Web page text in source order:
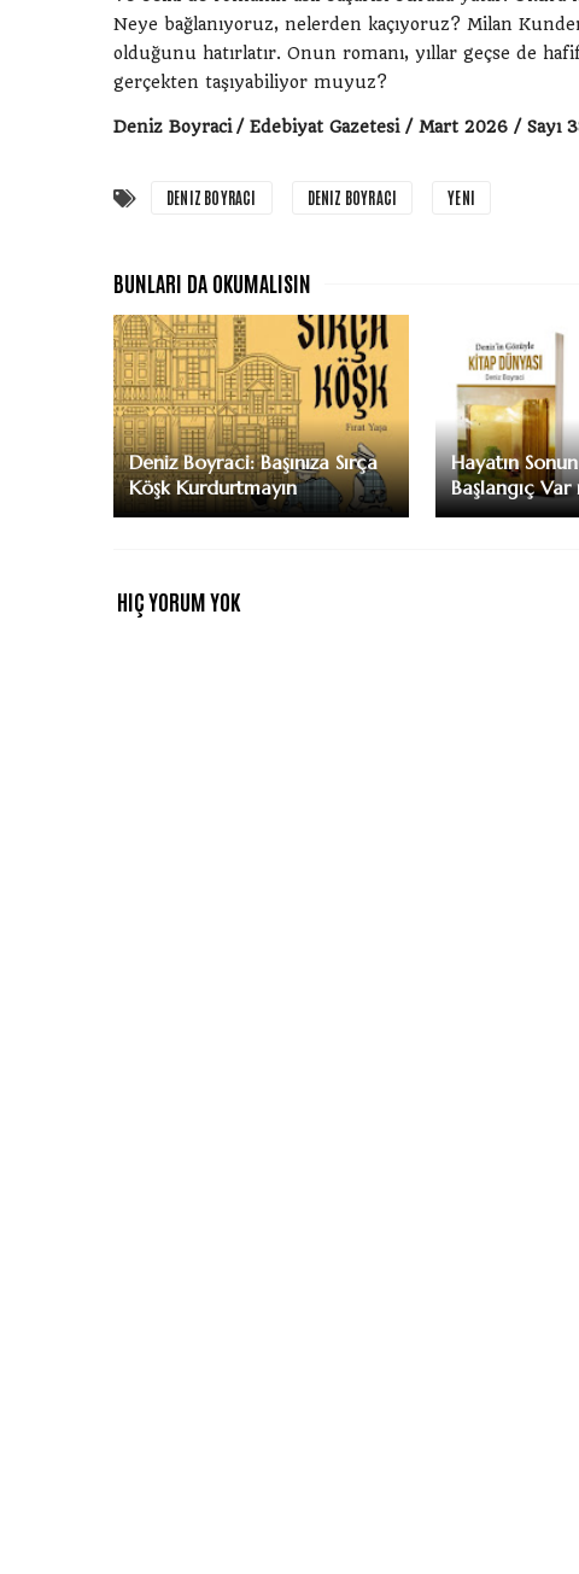
Neye bağlanıyoruz, nelerden kaçıyoruz? Milan
olduğunu hatırlatır. Onun romanı, yıllar geçse de
gerçekten taşıyabiliyor muyuz?
Deniz Boyraci / Edebiyat Gazetesi / Mart 2026 / Sayı
DENIZ BOYRACI DENIZ BOYRACI YENI
Deniz Boyraci: Başınıza Sırça
Köşk Kurdurtmayın
Hayatın
Başlangıç Var
HIÇ YORUM YOK